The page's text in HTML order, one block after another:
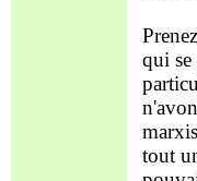
qui se
tout